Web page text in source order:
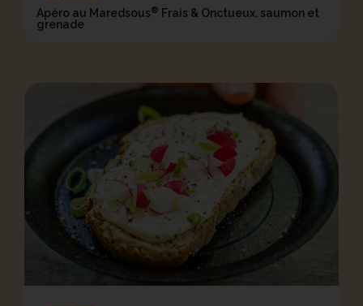
Apéro au Maredsous® Frais & Onctueux, saumon et
grenade